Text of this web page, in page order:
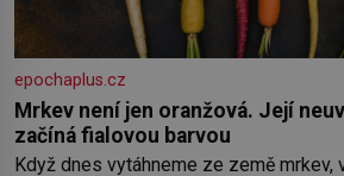
epochaplus.cz
Mrkev není jen oranžová. Její
začíná fialovou barvou
Když dnes vytáhneme ze země mrkev,